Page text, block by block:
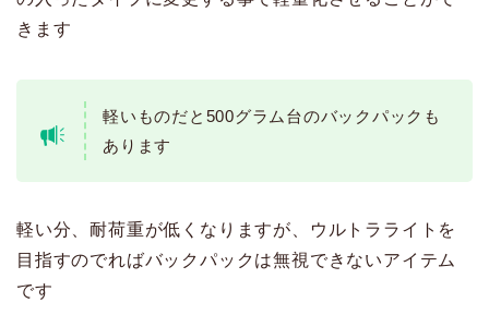
きます
軽いものだと500グラム台のバックパックも
あります
軽い分、耐荷重が低くなりますが、ウルトラライトを
目指すのでればバックパックは無視できないアイテム
です